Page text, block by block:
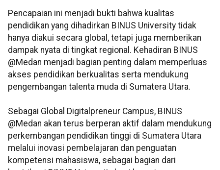
Pencapaian ini menjadi bukti bahwa kualitas
pendidikan yang dihadirkan BINUS University tidak
hanya diakui secara global, tetapi juga memberikan
dampak nyata di tingkat regional. Kehadiran BINUS
@Medan menjadi bagian penting dalam memperluas
akses pendidikan berkualitas serta mendukung
pengembangan talenta muda di Sumatera Utara.
Sebagai Global Digitalpreneur Campus, BINUS
@Medan akan terus berperan aktif dalam mendukung
perkembangan pendidikan tinggi di Sumatera Utara
melalui inovasi pembelajaran dan penguatan
kompetensi mahasiswa, sebagai bagian dari